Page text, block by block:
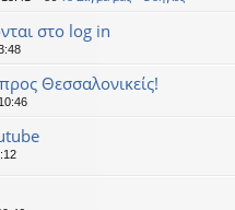
στο log in
Θεσσαλονικείς!